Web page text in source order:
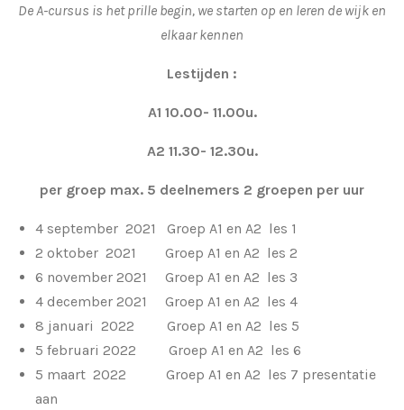
De A-cursus is het prille begin, we starten op en leren de wijk en
elkaar kennen
Lestijden :
A1 10.00- 11.00u.
A2 11.30- 12.30u.
per groep max. 5 deelnemers 2 groepen per uur
4 september 2021 Groep A1 en A2 les 1
2 oktober 2021 Groep A1 en A2 les 2
6 november 2021 Groep A1 en A2 les 3
4 december 2021 Groep A1 en A2 les 4
8 januari 2022 Groep A1 en A2 les 5
5 februari 2022 Groep A1 en A2 les 6
5 maart 2022 Groep A1 en A2 les 7 presentatie
aan